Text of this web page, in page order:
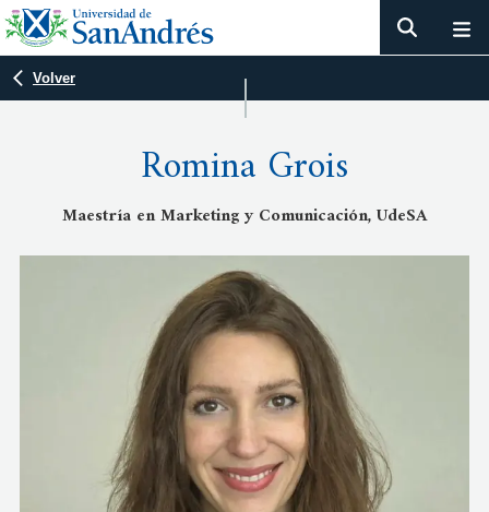
Volver
Romina Grois
Maestría en Marketing y Comunicación, UdeSA